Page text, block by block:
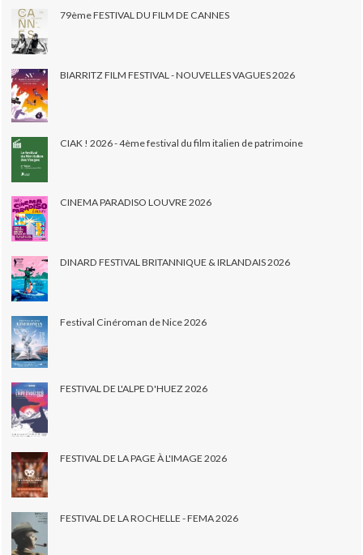
79ème FESTIVAL DU FILM DE CANNES
BIARRITZ FILM FESTIVAL - NOUVELLES VAGUES 2026
CIAK ! 2026 - 4ème festival du film italien de patrimoine
CINEMA PARADISO LOUVRE 2026
DINARD FESTIVAL BRITANNIQUE & IRLANDAIS 2026
Festival Cinéroman de Nice 2026
FESTIVAL DE L'ALPE D'HUEZ 2026
FESTIVAL DE LA PAGE À L'IMAGE 2026
FESTIVAL DE LA ROCHELLE - FEMA 2026